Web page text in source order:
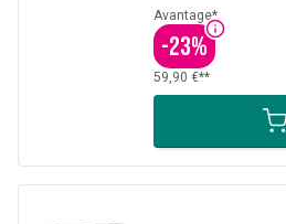
Avantage*
-23%
59,90 €**